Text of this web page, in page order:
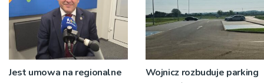
Jest umowa na regionalne
Wojnicz rozbuduje parking